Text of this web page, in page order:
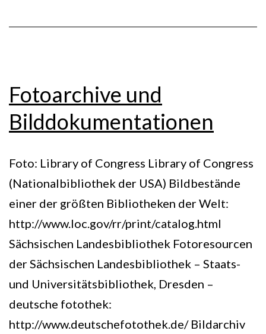
Fotoarchive und
Bilddokumentationen
Foto: Library of Congress Library of Congress
(Nationalbibliothek der USA) Bildbestände
einer der größten Bibliotheken der Welt:
http://www.loc.gov/rr/print/catalog.html
Sächsischen Landesbibliothek Fotoresourcen
der Sächsischen Landesbibliothek – Staats-
und Universitätsbibliothek, Dresden –
deutsche fotothek:
http://www.deutschefotothek.de/ Bildarchiv